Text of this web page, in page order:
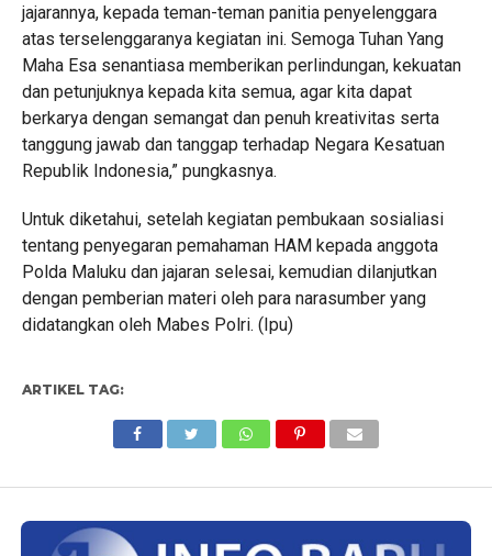
jajarannya, kepada teman-teman panitia penyelenggara
atas terselenggaranya kegiatan ini. Semoga Tuhan Yang
Maha Esa senantiasa memberikan perlindungan, kekuatan
dan petunjuknya kepada kita semua, agar kita dapat
berkarya dengan semangat dan penuh kreativitas serta
tanggung jawab dan tanggap terhadap Negara Kesatuan
Republik Indonesia,” pungkasnya.
Untuk diketahui, setelah kegiatan pembukaan sosialiasi
tentang penyegaran pemahaman HAM kepada anggota
Polda Maluku dan jajaran selesai, kemudian dilanjutkan
dengan pemberian materi oleh para narasumber yang
didatangkan oleh Mabes Polri. (Ipu)
ARTIKEL TAG: